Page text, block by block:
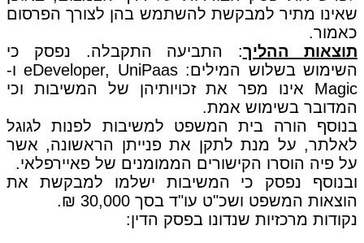
שאינו מתיר למבקשת להשתמש בהן לצורך הפרסום
כאמור.
תוצאות ההליך: התביעה התקבלה. נפסק כי
השימוש בשלוש המילים: eDeveloper, UniPaas ו-
Magic אינו מפר את זכויותיהן של המשיבות וכי
המדובר בשימוש אמת.
בנוסף הורה בית המשפט למשיבות לפנות לגוגל
לאלתר, על מנת לתקן את פנייתן הראשונה, אשר
על פיה הוסרו הקישורים הממומנים של פאיירפלאי.
ובנוסף נפסק כי המשיבות ישלמו למבקשת את
הוצאות המשפט ושכ"ט עו"ד בסך 30,000 ₪.
נקודות מרכזיות שנדונו בפסק הדין: